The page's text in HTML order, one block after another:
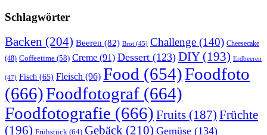
Schlagwörter
Backen (204) Beeren (82) Brot (45) Challenge (140) Cheesecake
(48) Coffeetime (58) Creme (91) Dessert (123) DIY(193) Erdbeeren
(47) Fisch (65) Fleisch (96) Food (654)Foodfoto
(666)Foodfotograf (664)
Foodfotografie (666) Fruits (187) Früchte
(196) Frühstück (64) Gebäck (210) Gemüse (134)